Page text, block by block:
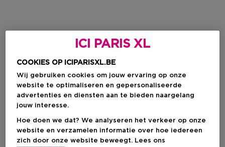
ICI PARIS XL
COOKIES OP ICIPARISXL.BE
Wij gebruiken cookies om jouw ervaring op onze
website te optimaliseren en gepersonaliseerde
advertenties en diensten aan te bieden naargelang
jouw interesse.
Hoe doen we dat? We analyseren het verkeer op onze
website en verzamelen informatie over hoe iedereen
zich door onze website beweegt. Lees ons